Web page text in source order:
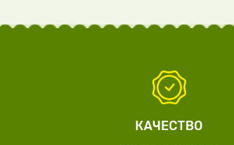
КАЧЕСТВО